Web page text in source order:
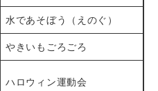
水であそぼう（えのぐ）
やきいもごろごろ
ハロウィン運動会